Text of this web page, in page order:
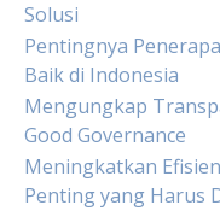
Solusi
Pentingnya
Baik di Indonesia
Mengungkap
Good Governance
Meningkatkan
Penting yang Harus